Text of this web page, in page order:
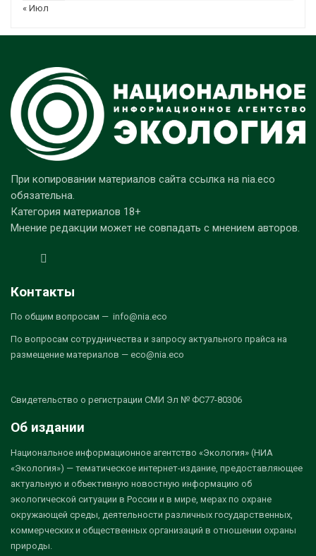
« Июл
При копировании материалов сайта ссылка на nia.eco
обязательна.
Категория материалов 18+
Мнение редакции может не совпадать с мнением авторов.
Контакты
По общим вопросам — info@nia.eco
По вопросам сотрудничества и запросу актуального прайса на
размещение материалов — eco@nia.eco
Свидетельство о регистрации СМИ Эл № ФС77-80306
Об издании
Национальное информационное агентство «Экология» (НИА
«Экология») — тематическое интернет-издание, предоставляющее
актуальную и объективную новостную информацию об
экологической ситуации в России и в мире, мерах по охране
окружающей среды, деятельности различных государственных,
коммерческих и общественных организаций в отношении охраны
природы.